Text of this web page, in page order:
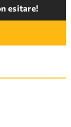
esitare!